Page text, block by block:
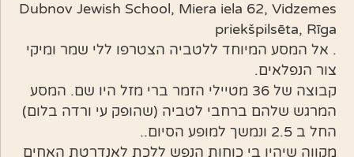
Dubnov Jewish School, Miera iela 62, Vidzemes
priekšpilsēta, Rīga
. אל המסע המיוחד ללטביה הצטרפו ללי שמר ומיקי
צור הנפלאים.
קבוצה של 36 מטיילי הזמר ברי מזל היו שם. המסע
המרגש שלהם ברחבי לטביה (שהופק עי ורדה בלום)
החל ב 2.5 ונמשך למופע הסיום..
מקווה שיהיו בי כוחות הנפש ללכת לאנדרטת האחים